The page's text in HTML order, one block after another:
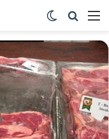
Switch skin